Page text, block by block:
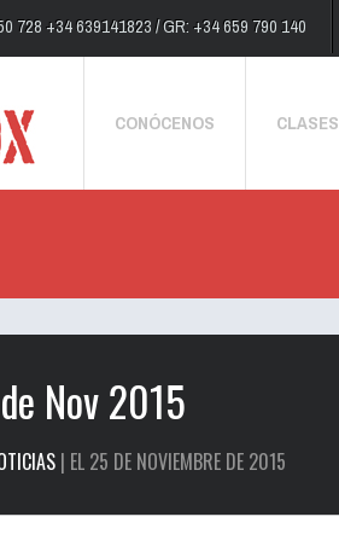
728 +34 639141823 / GR: +34 659 790 140
CONÓCENOS CLASES
Nov 2015
| EL 25 DE NOVIEMBRE DE 2015